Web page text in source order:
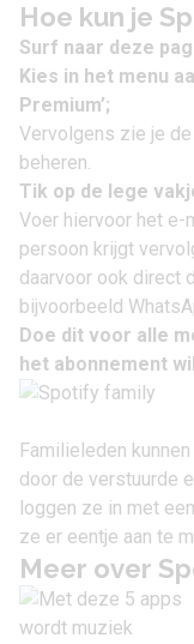
Hoe kun je
Surf naar deze
Kies in het menu
Premium’;
Vervolgens zie je
beheren.
Tik op de lege
Voer hiervoor het e-
persoon krijgt
daarvoor ook direct
bijvoorbeeld
Doe dit voor alle
het abonnement
Familieleden
door de verstuurde
loggen ze in met
ze er eentje aan te
Meer over